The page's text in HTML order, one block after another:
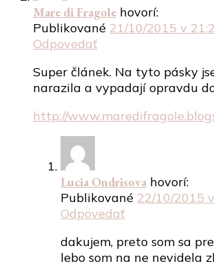
Mare di Fragole hovorí:
Publikované 21/10/2015 v
Odpovedať
Super článek. Na tyto pásky
narazila a vypadají opravdu
http://
Lucia Ondrisova hovorí:
Publikované 22/10/2015
Odpovedať
dakujem, preto som sa
lebo som na ne nevidela